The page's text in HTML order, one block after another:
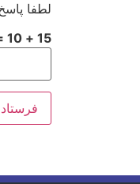
لطفا
15 + 10 =